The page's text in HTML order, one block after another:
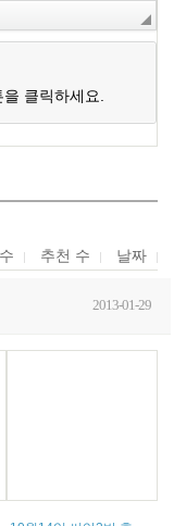
클릭하세요.
추천 수 날짜
2013-01-29